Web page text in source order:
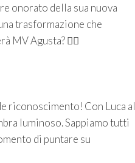
onorato della sua nuova
trasformazione che
MV Agusta? 🙋‍♀️
riconoscimento! Con Luca al
luminoso. Sappiamo tutti
di puntare su